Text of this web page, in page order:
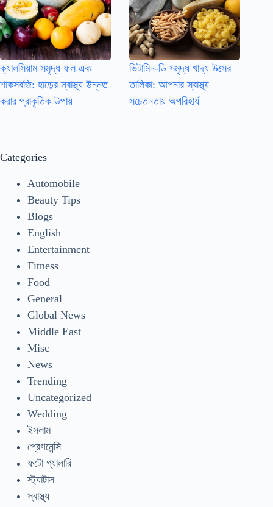
ক্যালসিয়াম সমৃদ্ধ ফল এবং
শাকসবজি: হাড়ের স্বাস্থ্য উন্নত
করার প্রাকৃতিক উপায়
ভিটামিন-ডি সমৃদ্ধ খাদ্য উত্সের
তালিকা: আপনার স্বাস্থ্য
সচেতনতায় অপরিহার্য
Categories
Automobile
Beauty Tips
Blogs
English
Entertainment
Fitness
Food
General
Global News
Middle East
Misc
News
Trending
Uncategorized
Wedding
ইসলাম
প্রেগনেন্সি
ফটো গ্যালারি
স্ট্যাটাস
স্বাস্থ্য